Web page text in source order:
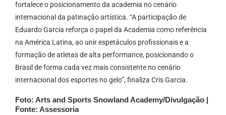
fortalece o posicionamento da academia no cenário
internacional da patinação artística. “A participação de
Eduardo Garcia reforça o papel da Academia como referência
na América Latina, ao unir espetáculos profissionais e a
formação de atletas de alta performance, posicionando o
Brasil de forma cada vez mais consistente no cenário
internacional dos esportes no gelo”, finaliza Cris Garcia.
Foto: Arts and Sports Snowland Academy/Divulgação |
Fonte: Assessoria